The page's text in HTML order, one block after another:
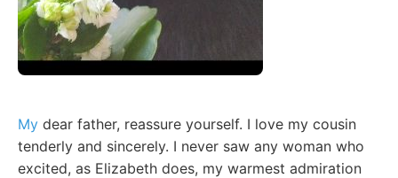
My dear father, reassure yourself. I love my cousin
tenderly and sincerely. I never saw any woman who
excited, as Elizabeth does, my warmest admiration